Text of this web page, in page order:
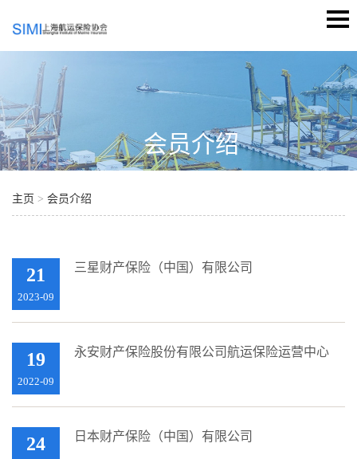
会员介绍
主页 > 会员介绍
21
2023-09
三星财产保险（中国）有限公司
19
2022-09
永安财产保险股份有限公司航运保险运营中心
24 日本财产保险（中国）有限公司